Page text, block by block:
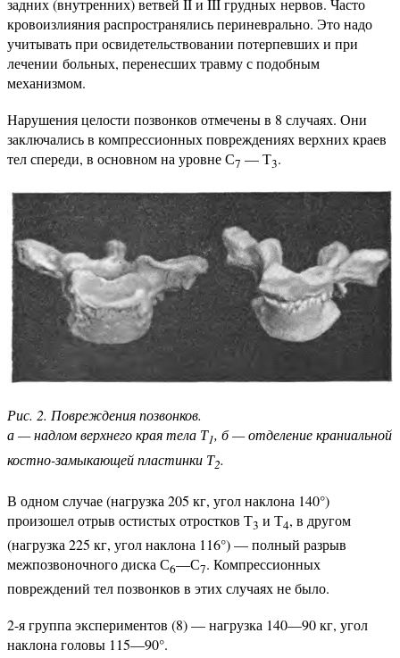
задних (внутренних) ветвей II и III грудных нервов. Часто
кровоизлияния распространялись периневрально. Это надо
учитывать при освидетельствовании потерпевших и при
лечении больных, перенесших травму с подобным
механизмом.
Нарушения целости позвонков отмечены в 8 случаях. Они
заключались в компрессионных повреждениях верхних краев
тел спереди, в основном на уровне С7 — Т3.
Рис. 2. Повреждения позвонков.
а — надлом верхнего края тела Т1, б — отделение краниальной
костно-замыкающей пластинки Т2.
В одном случае (нагрузка 205 кг, угол наклона 140°)
произошел отрыв остистых отростков Т3 и Т4, в другом
(нагрузка 225 кг, угол наклона 116°) — полный разрыв
межпозвоночного диска С6—С7. Компрессионных
повреждений тел позвонков в этих случаях не было.
2-я группа экспериментов (8) — нагрузка 140—90 кг, угол
наклона головы 115—90°.